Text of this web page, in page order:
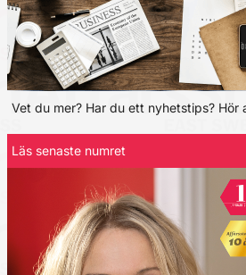
Vet du mer? Har du ett nyhetstips? Hör
Läs senaste numret